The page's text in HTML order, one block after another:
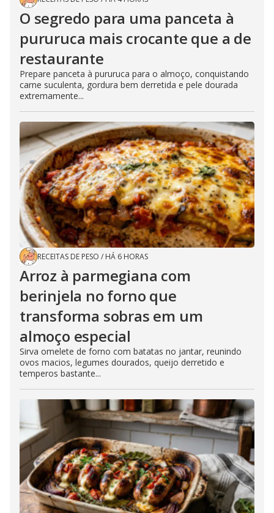
O segredo para uma panceta à
pururuca mais crocante que a de
restaurante
Prepare panceta à pururuca para o almoço, conquistando
carne suculenta, gordura bem derretida e pele dourada
extremamente...
RECEITAS DE PESO / HÁ 6 HORAS
Arroz à parmegiana com
berinjela no forno que
transforma sobras em um
almoço especial
Sirva omelete de forno com batatas no jantar, reunindo
ovos macios, legumes dourados, queijo derretido e
temperos bastante...